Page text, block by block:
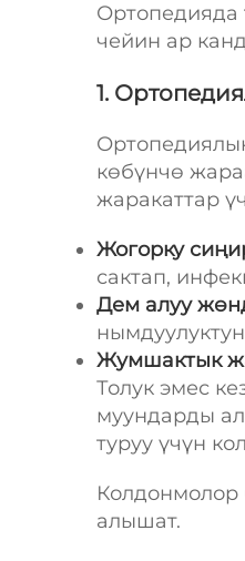
Ортопедияда
чейин ар
1.
көбүнчө
жаракаттар
Жогорку
сактап,
Дем алуу
Жумшактык
Толук эмес
муундарды
туруу үчүн
алышат.